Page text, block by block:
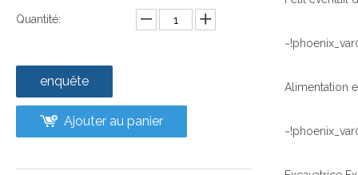
Quantité:
enquête
Ajouter au panier